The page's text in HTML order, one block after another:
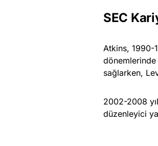
SEC
Atkins, 1990-
dönemlerinde
sağlarken,
2002-2008
düzenleyici